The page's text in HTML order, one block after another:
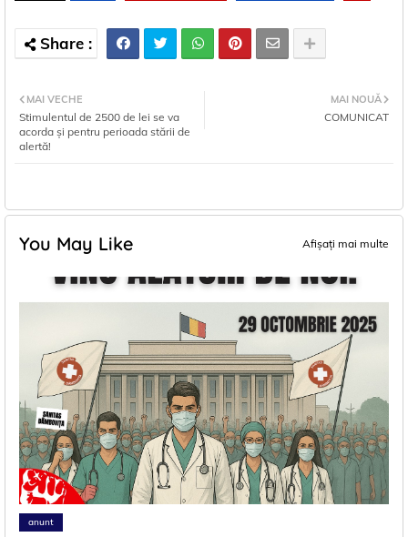
MAI NOUĂ
COMUNICAT
MAI VECHE
Stimulentul de 2500 de lei se va
acorda și pentru perioada stării de
alertă!
You May Like Afișați mai multe
anunt